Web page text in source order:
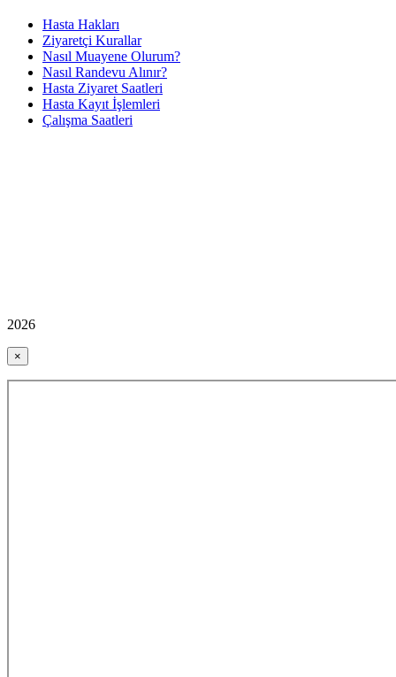
Hasta Hakları
Ziyaretçi Kurallar
Nasıl Muayene Olurum?
Nasıl Randevu Alınır?
Hasta Ziyaret Saatleri
Hasta Kayıt İşlemleri
Çalışma Saatleri
2026
×